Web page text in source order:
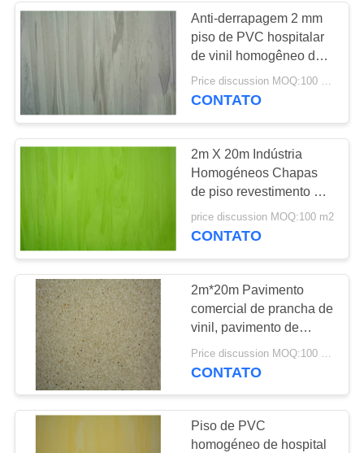
SOBRE
NÓS
VISITA
À
FÁBRICA
CONTROLE
DE
QUALIDADE
CONTACTE-
NOS
NOTÍCIAS
CASOS
revestimento
luxuoso da telha do
vinil
pavimentos
homogéneos de
PVC
Pavimentos de PVC
para hospitais
Anti-derrapagem 2 mm
piso de PVC hospitalar
de vinil homogêneo de
qualidade comercial
Price discussion MOQ:100 m2
CONTATO
2m X 20m Indústria
Homogéneos Chapas
de piso revestimento de
vinil para uso médico
price discussion MOQ:100 m2
CONTATO
2m*20m Pavimento
comercial de prancha de
vinil, pavimento de
azulejos homogêneos
multicoloridos
CONTATO
Piso de PVC
homogéneo de hospital